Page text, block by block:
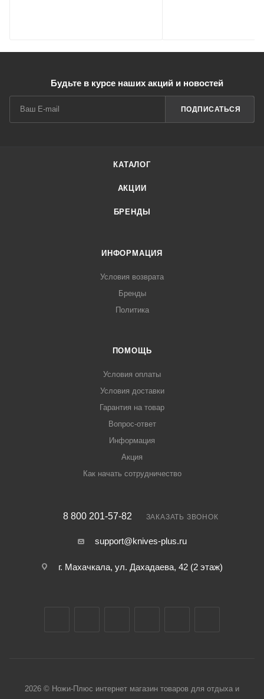
Будьте в курсе наших акций и новостей
ПОДПИСАТЬСЯ
КАТАЛОГ
АКЦИИ
БРЕНДЫ
ИНФОРМАЦИЯ
Условия возврата
Бренды
Политика
ПОМОЩЬ
Условия оплаты
Условия доставки
Гарантия на товар
Вопрос-ответ
Информация
Акция
Как начать сотрудничество
8 800 201-57-82 ЗАКАЗАТЬ ЗВОНОК
support@knives-plus.ru
г. Махачкала, ул. Дахадаева, 42 (2 этаж)
2026 © Ножи-Плюс интернет магазин товаров для отдыха и